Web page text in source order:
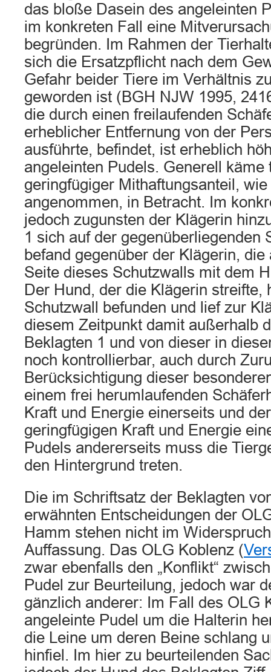
das bloße Dasein des angeleinten
im konkreten Fall eine
begründen. Im Rahmen der
sich die Ersatzpflicht nach dem
Gefahr beider Tiere im Verhältnis
geworden ist (BGH NJW 1995,
die durch einen freilaufenden
erheblicher Entfernung von der
ausführte, befindet, ist erheblich
angeleinten Pudels. Generell käme
geringfügiger Mithaftungsanteil,
angenommen, in Betracht. Im
jedoch zugunsten der Klägerin
1 sich auf der gegenüberliegenden
befand gegenüber der Klägerin, die
Seite dieses Schutzwalls mit dem
Der Hund, der die Klägerin streifte,
Schutzwall befunden und lief zur
diesem Zeitpunkt damit außerhalb
Beklagten 1 und von dieser in
noch kontrollierbar, auch durch
Berücksichtigung dieser
einem frei herumlaufenden
Kraft und Energie einerseits und
geringfügigen Kraft und Energie
Pudels andererseits muss die
den Hintergrund treten.
Die im Schriftsatz der Beklagten
erwähnten Entscheidungen der
Hamm stehen nicht im
Auffassung. Das OLG Koblenz (
zwar ebenfalls den „Konflikt“
Pudel zur Beurteilung, jedoch war
gänzlich anderer: Im Fall des OLG
angeleinte Pudel um die Halterin
die Leine um deren Beine schlang
hinfiel. Im hier zu beurteilenden